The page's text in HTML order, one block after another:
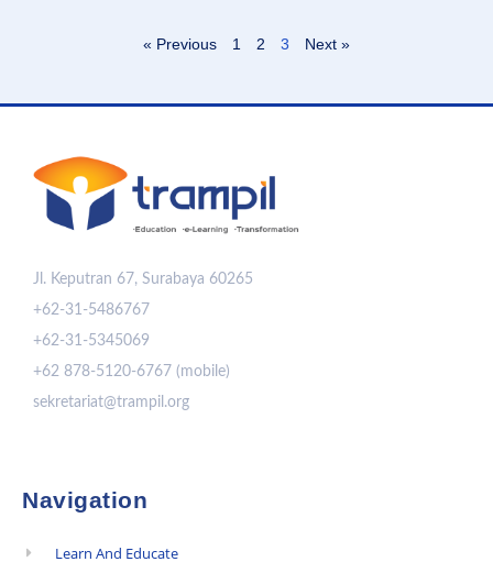
« Previous 1 2 3 Next »
Jl. Keputran 67, Surabaya 60265
+62-31-5486767
+62-31-5345069
+62 878-5120-6767 (mobile)
sekretariat@trampil.org
Navigation
Learn And Educate